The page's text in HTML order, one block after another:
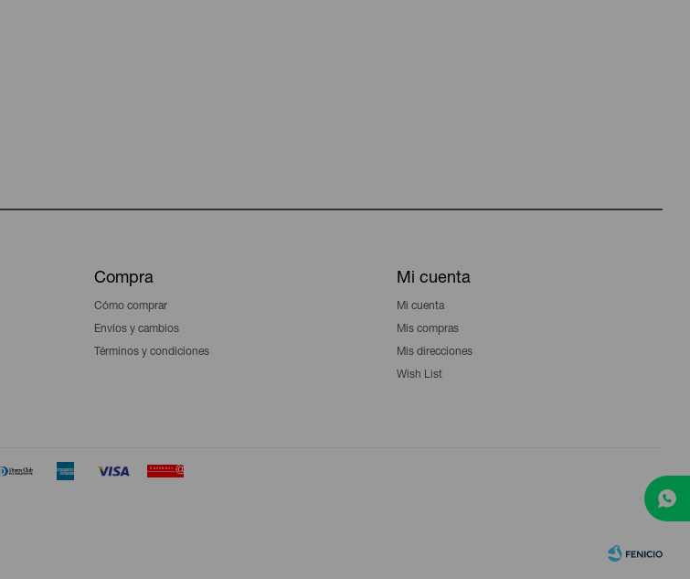
Compra
Cómo comprar
Envíos y cambios
Términos y condiciones
Mi cuenta
Mi cuenta
Mis compras
Mis direcciones
Wish List